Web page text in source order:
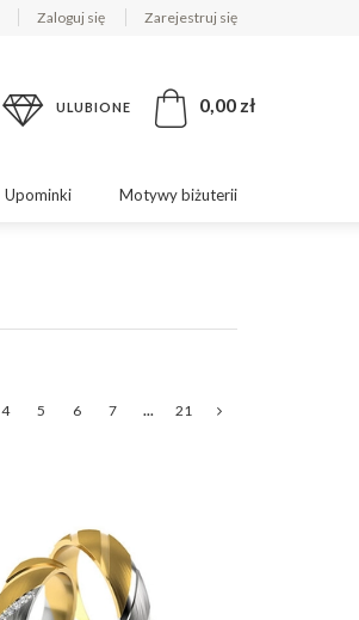
Zaloguj się Zarejestruj się
ULUBIONE 0,00 zł
Upominki Motywy biżuterii
4 5 6 7 ... 21